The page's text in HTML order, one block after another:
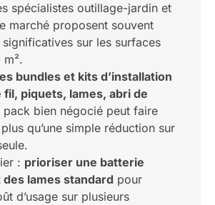
spécialistes outillage-jardin et
marché proposent souvent
sur les surfaces
bundles et kits d’installation
fil, piquets, lames, abri de
pack bien négocié peut faire
qu’une simple réduction sur
: prioriser une batterie
lames standard pour
d’usage sur plusieurs